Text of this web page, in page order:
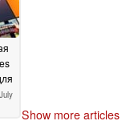
Show more articles